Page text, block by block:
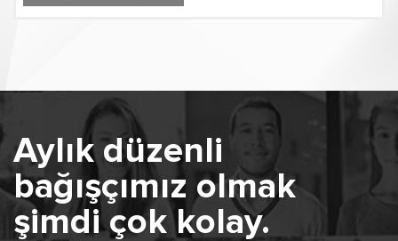
Aylık düzenli
bağışçımız olmak
şimdi çok kolay.